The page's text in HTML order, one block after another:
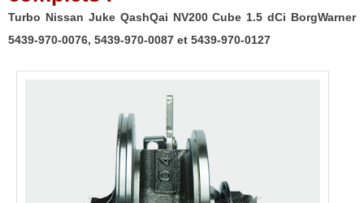
Turbo Nissan Juke QashQai NV200 Cube 1.5 dCi BorgWarner
5439-970-0076, 5439-970-0087 et 5439-970-0127